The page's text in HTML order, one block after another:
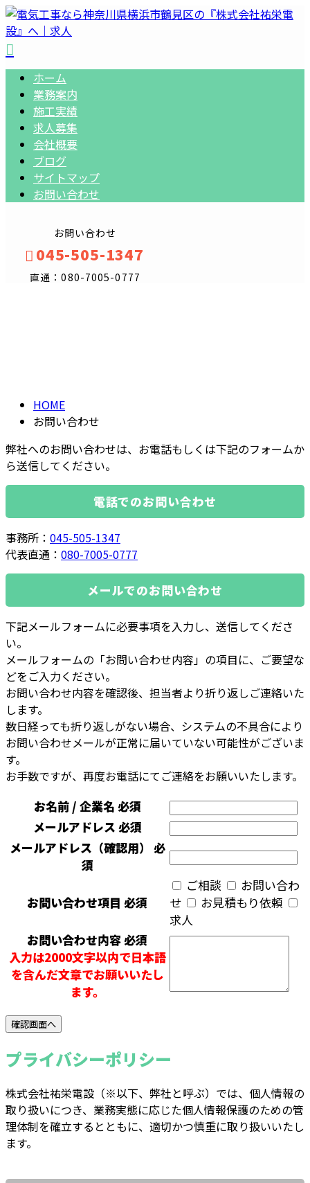
ホーム
業務案内
施工実績
求人募集
会社概要
ブログ
サイトマップ
お問い合わせ
お問い合わせ
045-505-1347
直通：080-7005-0777
HOME
お問い合わせ
弊社へのお問い合わせは、お電話もしくは下記のフォームか
ら送信してください。
電話でのお問い合わせ
事務所： 045-505-1347
代表直通： 080-7005-0777
メールでのお問い合わせ
下記メールフォームに必要事項を入力し、送信してくださ
い。
メールフォームの「お問い合わせ内容」の項目に、ご要望な
どをご入力ください。
お問い合わせ内容を確認後、担当者より折り返しご連絡いた
します。
数日経っても折り返しがない場合、システムの不具合により
お問い合わせメールが正常に届いていない可能性がございま
す。
お手数ですが、再度お電話にてご連絡をお願いいたします。
お名前 / 企業名 必須
メールアドレス 必須
メールアドレス（確認用） 必
須
お問い合わせ項目 必須
ご相談
お問い合わ
せ
お見積もり依頼
求人
お問い合わせ内容必須
入力は2000文字以内で日本語
を含んだ文章でお願いいたし
ます。
プライバシーポリシー
株式会社祐栄電設（※以下、弊社と呼ぶ）では、個人情報の
取り扱いにつき、業務実態に応じた個人情報保護のための管
理体制を確立するとともに、適切かつ慎重に取り扱いいたし
ます。